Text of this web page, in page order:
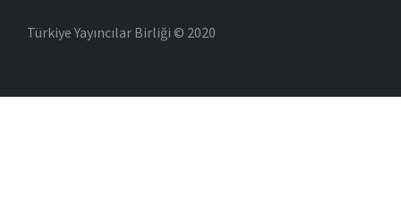
Türkiye Yayıncılar Birliği © 2020